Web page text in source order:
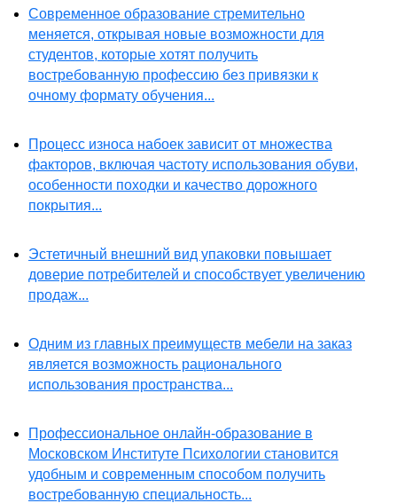
Современное образование стремительно
меняется, открывая новые возможности для
студентов, которые хотят получить
востребованную профессию без привязки к
очному формату обучения...
Процесс износа набоек зависит от множества
факторов, включая частоту использования обуви,
особенности походки и качество дорожного
покрытия...
Эстетичный внешний вид упаковки повышает
доверие потребителей и способствует увеличению
продаж...
Одним из главных преимуществ мебели на заказ
является возможность рационального
использования пространства...
Профессиональное онлайн-образование в
Московском Институте Психологии становится
удобным и современным способом получить
востребованную специальность...